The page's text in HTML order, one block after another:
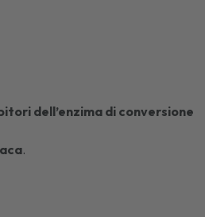
dell’enzima di conversione
.